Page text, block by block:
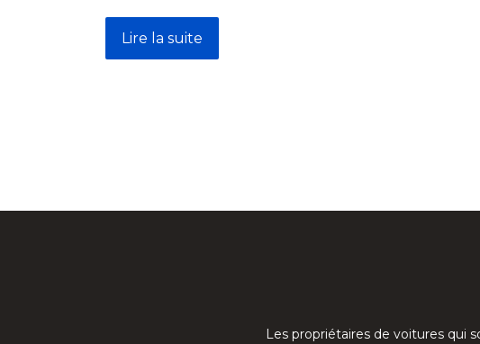
Lire la suite
Les propriétaires de voitures qui